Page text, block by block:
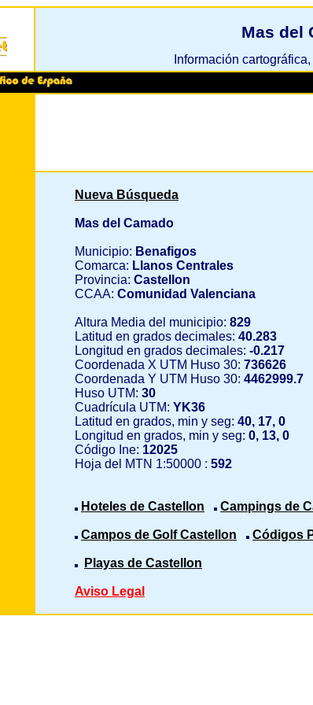
Mas del
Información
Nueva Búsqueda
Mas del Camado
Municipio: Benafigos
Comarca: Llanos Centrales
Provincia: Castellon
CCAA: Comunidad Valenciana
Altura Media del municipio: 829
Latitud en grados decimales: 40.283
Longitud en grados decimales: -0.217
Coordenada X UTM Huso 30: 736626
Coordenada Y UTM Huso 30: 4462999.7
Huso UTM: 30
Cuadrícula UTM: YK36
Latitud en grados, min y seg: 40, 17, 0
Longitud en grados, min y seg: 0, 13, 0
Código Ine: 12025
Hoja del MTN 1:50000 : 592
Hoteles de Castellon Campings de
Campos de Golf Castellon Códigos
Playas de Castellon
Aviso Legal